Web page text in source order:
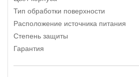
Тип обработки поверхности
Расположение источника питания
Степень защиты
Гарантия